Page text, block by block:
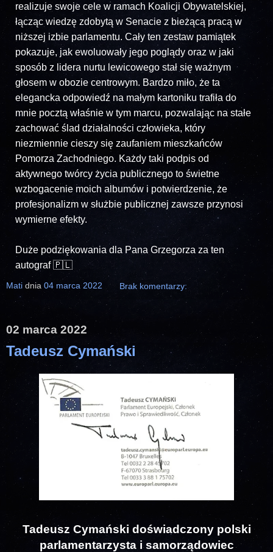
realizuje swoje cele w ramach Koalicji Obywatelskiej,
łącząc wiedzę zdobytą w Senacie z bieżącą pracą w
niższej izbie parlamentu. Cały ten zestaw pamiątek
pokazuje, jak ewoluowały jego poglądy oraz w jaki
sposób z lidera nurtu lewicowego stał się ważnym
głosem w obozie centrowym. Bardzo miło, że ta
elegancka odpowiedź na małym kartoniku trafiła do
mnie pocztą właśnie w tym marcu, pozwalając na stałe
zachować ślad działalności człowieka, który
niezmiennie cieszy się zaufaniem mieszkańców
Pomorza Zachodniego. Każdy taki podpis od
aktywnego twórcy życia publicznego to świetne
wzbogacenie moich albumów i potwierdzenie, że
profesjonalizm w służbie publicznej zawsze przynosi
wymierne efekty.
Duże podziękowania dla Pana Grzegorza za ten
autograf 🇵🇱
Mati dnia 04 marca 2022 Brak komentarzy:
02 marca 2022
Tadeusz Cymański
Tadeusz Cymański doświadczony polski
parlamentarzysta i samorządowiec